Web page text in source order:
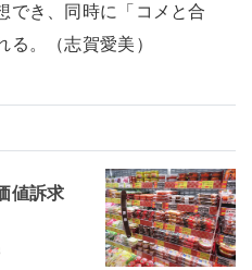
でき、同時に「コメと合
る。（志賀愛美）
値訴求